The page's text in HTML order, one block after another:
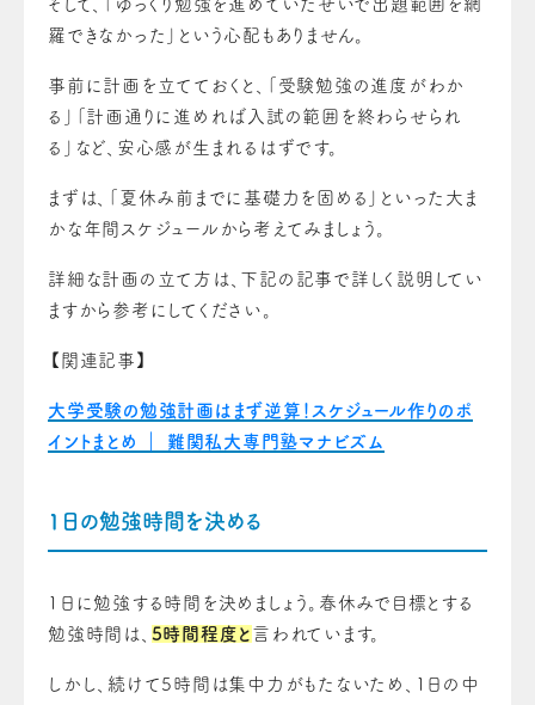
そして、「ゆっくり勉強を進めていたせいで出題範囲を網
羅できなかった」という心配もありません。
事前に計画を立てておくと、「受験勉強の進度がわか
る」「計画通りに進めれば入試の範囲を終わらせられ
る」など、安心感が生まれるはずです。
まずは、「夏休み前までに基礎力を固める」といった大ま
かな年間スケジュールから考えてみましょう。
詳細な計画の立て方は、下記の記事で詳しく説明してい
ますから参考にしてください。
【関連記事】
大学受験の勉強計画はまず逆算！スケジュール作りのポ
イントまとめ ｜ 難関私大専門塾マナビズム
1日の勉強時間を決める
1日に勉強する時間を決めましょう。春休みで目標とする
勉強時間は、 5時間程度と 言われています。
しかし、続けて5時間は集中力がもたないため、1日の中